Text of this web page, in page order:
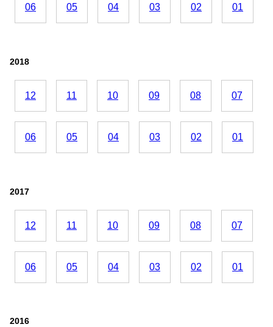
06 05 04 03 02 01
2018
12 11 10 09 08 07
06 05 04 03 02 01
2017
12 11 10 09 08 07
06 05 04 03 02 01
2016